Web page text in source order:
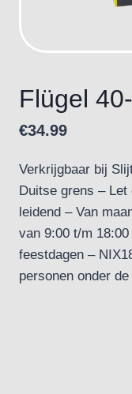
Flügel
€34.99
Verkrijgbaar bij
Duitse grens –
leidend – Van
van 9:00 t/m
feestdagen –
personen onder